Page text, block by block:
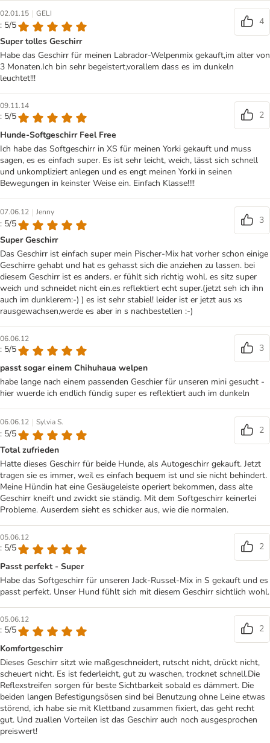
02.01.15 | GELI
: 5/5
4
Super tolles Geschirr
Habe das Geschirr für meinen Labrador-Welpenmix gekauft,im alter von
3 Monaten.Ich bin sehr begeistert,vorallem dass es im dunkeln
leuchtet!!!
09.11.14
: 5/5
2
Hunde-Softgeschirr Feel Free
Ich habe das Softgeschirr in XS für meinen Yorki gekauft und muss
sagen, es es einfach super. Es ist sehr leicht, weich, lässt sich schnell
und unkompliziert anlegen und es engt meinen Yorki in seinen
Bewegungen in keinster Weise ein. Einfach Klasse!!!!
07.06.12 | Jenny
: 5/5
3
Super Geschirr
Das Geschirr ist einfach super mein Pischer-Mix hat vorher schon einige
Geschirre gehabt und hat es gehasst sich die anziehen zu lassen. bei
diesem Geschirr ist es anders. er fühlt sich richtig wohl. es sitz super
weich und schneidet nicht ein.es reflektiert echt super.(jetzt seh ich ihn
auch im dunklerem:-) ) es ist sehr stabiel! leider ist er jetzt aus xs
rausgewachsen,werde es aber in s nachbestellen :-)
06.06.12
: 5/5
3
passt sogar einem Chihuhaua welpen
habe lange nach einem passenden Geschier für unseren mini gesucht -
hier wuerde ich endlich fündig super es reflektiert auch im dunkeln
06.06.12 | Sylvia S.
: 5/5
2
Total zufrieden
Hatte dieses Geschirr für beide Hunde, als Autogeschirr gekauft. Jetzt
tragen sie es immer, weil es einfach bequem ist und sie nicht behindert.
Meine Hündin hat eine Gesäugeleiste operiert bekommen, dass alte
Geschirr kneift und zwickt sie ständig. Mit dem Softgeschirr keinerlei
Probleme. Auserdem sieht es schicker aus, wie die normalen.
05.06.12
: 5/5
2
Passt perfekt - Super
Habe das Softgeschirr für unseren Jack-Russel-Mix in S gekauft und es
passt perfekt. Unser Hund fühlt sich mit diesem Geschirr sichtlich wohl.
05.06.12
: 5/5
2
Komfortgeschirr
Dieses Geschirr sitzt wie maßgeschneidert, rutscht nicht, drückt nicht,
scheuert nicht. Es ist federleicht, gut zu waschen, trocknet schnell.Die
Reflexstreifen sorgen für beste Sichtbarkeit sobald es dämmert. Die
beiden langen Befestigungsösen sind bei Benutzung ohne Leine etwas
störend, ich habe sie mit Klettband zusammen fixiert, das geht recht
gut. Und zuallen Vorteilen ist das Geschirr auch noch ausgesprochen
preiswert!